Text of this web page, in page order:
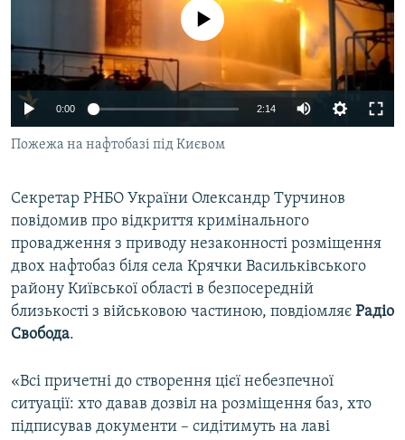
ВІДЕОУРОКИ «ELIFBE»
СВІДЧЕННЯ ОКУПАЦІЇ
УКРАЇНСЬКА ПРОБЛЕМА КРИМУ
Qırımtatar
ДОЛУЧАЙСЯ!
Усі сайти RFE/RL
No media source currently available
0:00 2:14
Пожежа на нафтобазі під Києвом
Секретар РНБО України Олександр Турчинов
повідомив про відкриття кримінального
провадження з приводу незаконності розміщення
двох нафтобаз біля села Крячки Васильківського
району Київської області в безпосередній
близькості з військовою частиною, повдіомляє Радіо
Свобода.
«Всі причетні до створення цієї небезпечної
ситуації: хто давав дозвіл на розміщення баз, хто
підписував документи – сидітимуть на лаві